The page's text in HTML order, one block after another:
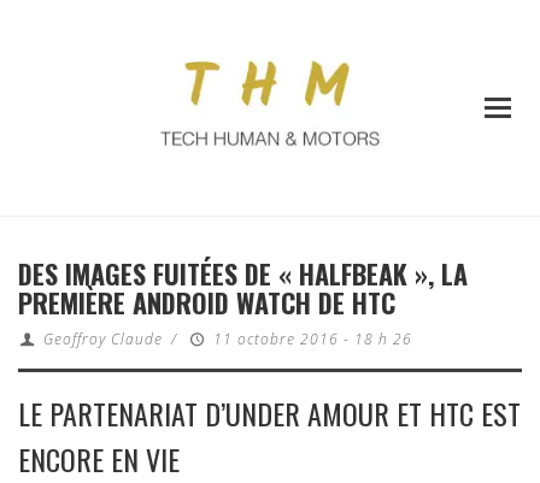
DES IMAGES FUITÉES DE « HALFBEAK », LA
PREMIÈRE ANDROID WATCH DE HTC
Geoffroy Claude / 11 octobre 2016 - 18 h 26
LE PARTENARIAT D’UNDER AMOUR ET HTC EST
ENCORE EN VIE